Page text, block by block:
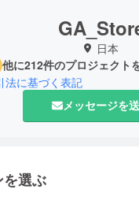
日本
他に212件のプロジェクト
法に基づく表記
メッセージを
を選ぶ